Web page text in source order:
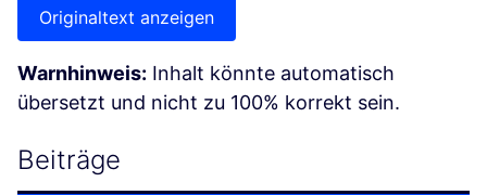
Originaltext anzeigen
Warnhinweis: Inhalt könnte automatisch
übersetzt und nicht zu 100% korrekt sein.
Beiträge